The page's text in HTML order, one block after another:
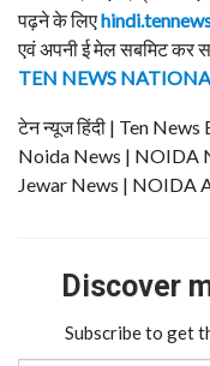
पढ़ने के लिए
एवं अपनी ई मेल सबमिट कर
TEN NEWS
टेन न्यूज हिंदी | Ten
Noida News | NOIDA
Jewar News | NOIDA
Discover
Subscribe to get
Type your email…